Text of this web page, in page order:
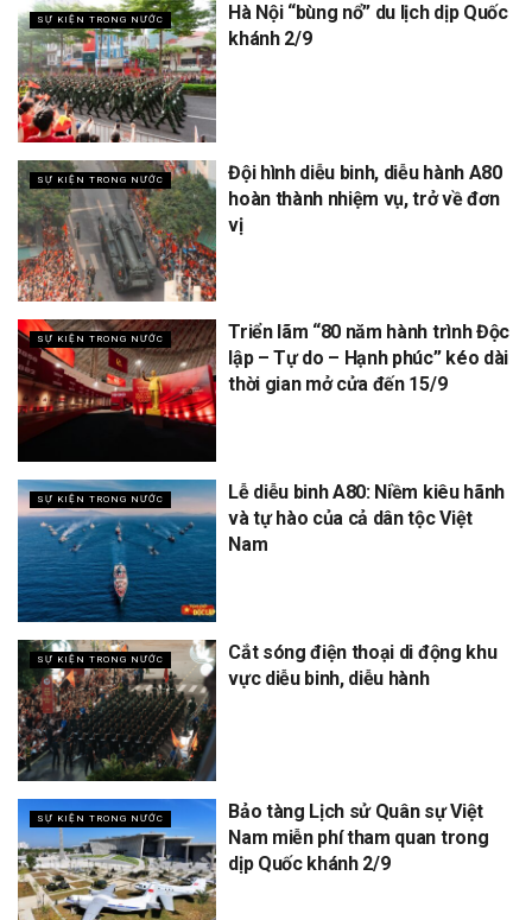
SỰ KIỆN TRONG NƯỚC
Hà Nội “bùng nổ” du lịch dịp Quốc
khánh 2/9
SỰ KIỆN TRONG NƯỚC
Đội hình diễu binh, diễu hành A80
hoàn thành nhiệm vụ, trở về đơn
vị
SỰ KIỆN TRONG NƯỚC
Triển lãm “80 năm hành trình Độc
lập – Tự do – Hạnh phúc” kéo dài
thời gian mở cửa đến 15/9
SỰ KIỆN TRONG NƯỚC
Lễ diễu binh A80: Niềm kiêu hãnh
và tự hào của cả dân tộc Việt
Nam
SỰ KIỆN TRONG NƯỚC
Cắt sóng điện thoại di động khu
vực diễu binh, diễu hành
SỰ KIỆN TRONG NƯỚC
Bảo tàng Lịch sử Quân sự Việt
Nam miễn phí tham quan trong
dịp Quốc khánh 2/9